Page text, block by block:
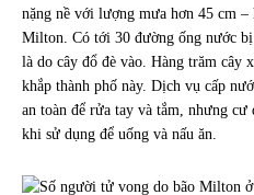
nặng nề với lượng mưa hơn 45 cm
Milton. Có tới 30 đường ống nước
là do cây đổ đè vào. Hàng trăm cây
khắp thành phố này. Dịch vụ cấp
an toàn để rửa tay và tắm, nhưng
khi sử dụng để uống và nấu ăn.